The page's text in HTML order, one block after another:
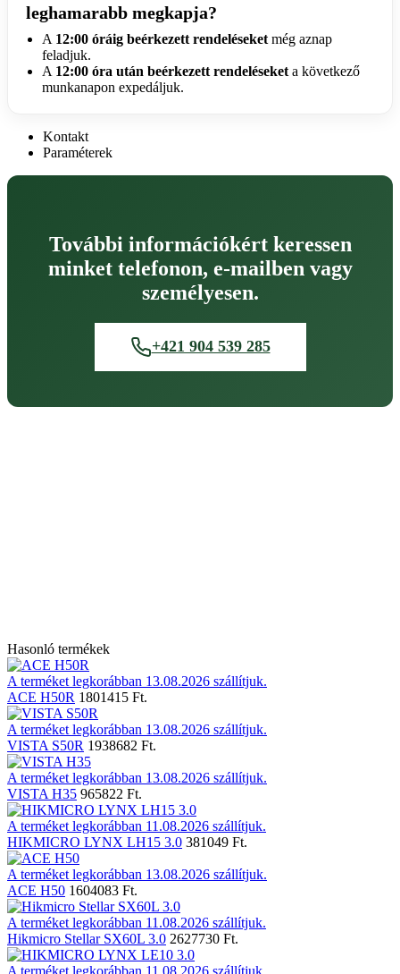
leghamarabb megkapja?
A 12:00 óráig beérkezett rendeléseketmég aznap
feladjuk.
A 12:00 óra után beérkezett rendeléseketa következő
munkanapon expedáljuk.
Kontakt
Paraméterek
További információkért keressen
minket telefonon, e-mailben vagy
személyesen.
+421 904 539 285
Hasonló termékek
A terméket legkorábban 13.08.2026 szállítjuk.
ACE H50R 1801415 Ft.
A terméket legkorábban 13.08.2026 szállítjuk.
VISTA S50R 1938682 Ft.
A terméket legkorábban 13.08.2026 szállítjuk.
VISTA H35 965822 Ft.
A terméket legkorábban 11.08.2026 szállítjuk.
HIKMICRO LYNX LH15 3.0 381049 Ft.
A terméket legkorábban 13.08.2026 szállítjuk.
ACE H50 1604083 Ft.
A terméket legkorábban 11.08.2026 szállítjuk.
Hikmicro Stellar SX60L 3.0 2627730 Ft.
A terméket legkorábban 11.08.2026 szállítjuk.